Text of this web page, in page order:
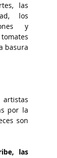
las
los
y
basura
por la
son
las